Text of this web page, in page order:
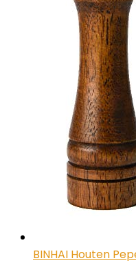
BINHAI Houten